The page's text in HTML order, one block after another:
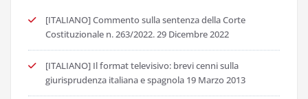
[ITALIANO] Commento sulla sentenza della Corte
Costituzionale n. 263/2022.29 Dicembre 2022
[ITALIANO] Il format televisivo: brevi cenni sulla
giurisprudenza italiana e spagnola 19 Marzo 2013